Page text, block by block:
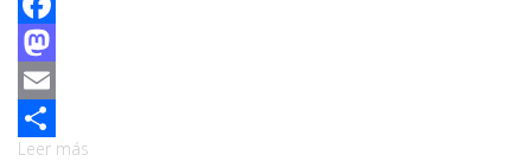
Facebook
Mastodon
Email
Compartir
Leer más